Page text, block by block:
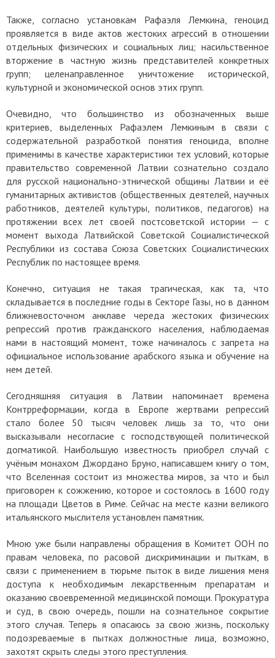
Также, согласно установкам Рафаэля Лемкина, геноцид
проявляется в виде актов жестоких агрессий в отношении
отдельных физических и социальных лиц; насильственное
вторжение в частную жизнь представителей конкретных
групп; целенаправленное уничтожение исторической,
культурной и экономической основ этих групп.
Очевидно, что большинство из обозначенных выше
критериев, выделенных Рафаэлем Лемкиным в связи с
содержательной разработкой понятия геноцида, вполне
применимы в качестве характеристики тех условий, которые
правительство современной Латвии сознательно создало
для русской национально-этнической общины Латвии и её
гуманитарных активистов (общественных деятелей, научных
работников, деятелей культуры, политиков, педагогов) на
протяжении всех лет своей постсоветской истории — с
момент выхода Латвийской Советской Социалистической
Республики из состава Союза Советских Социалистических
Республик по настоящее время.
Конечно, ситуация не такая трагическая, как та, что
складывается в последние годы в Секторе Газы, но в данном
ближневосточном анклаве череда жестоких физических
репрессий против гражданского населения, наблюдаемая
нами в настоящий момент, тоже начиналось с запрета на
официальное использование арабского языка и обучение на
нем детей.
Сегодняшняя ситуация в Латвии напоминает времена
Контрреформации, когда в Европе жертвами репрессий
стало более 50 тысяч человек лишь за то, что они
высказывали несогласие с господствующей политической
догматикой. Наибольшую известность приобрел случай с
учёным монахом Джордано Бруно, написавшем книгу о том,
что Вселенная состоит из множества миров, за что и был
приговорен к сожжению, которое и состоялось в 1600 году
на площади Цветов в Риме. Сейчас на месте казни великого
итальянского мыслителя установлен памятник.
Мною уже были направлены обращения в Комитет ООН по
правам человека, по расовой дискриминации и пыткам, в
связи с применением в тюрьме пыток в виде лишения меня
доступа к необходимым лекарственным препаратам и
оказанию своевременной медицинской помощи. Прокуратура
и суд, в свою очередь, пошли на сознательное сокрытие
этого случая. Теперь я опасаюсь за свою жизнь, поскольку
подозреваемые в пытках должностные лица, возможно,
захотят скрыть следы этого преступления.